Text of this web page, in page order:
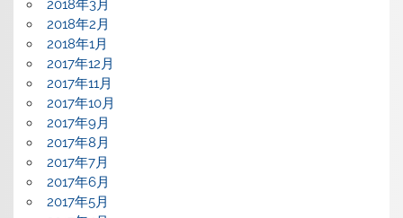
2018年3月
2018年2月
2018年1月
2017年12月
2017年11月
2017年10月
2017年9月
2017年8月
2017年7月
2017年6月
2017年5月